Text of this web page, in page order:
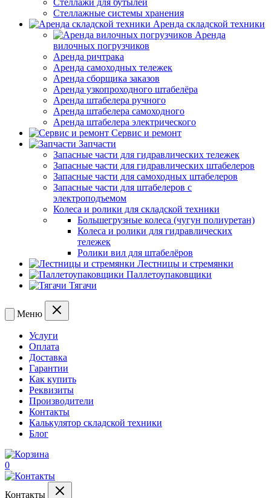
Стеллажные системы хранения
Аренда складской техники
Аренда
вилочных погрузчиков
Аренда ричтрака
Аренда самоходных тележек
Аренда сборщика заказов
Аренда узкопроходного штабелёра
Аренда штабелера ручного
Аренда штабелера самоходного
Аренда штабелера электрического
Сервис и ремонт
Запчасти
Запасные части для гидравлических тележек
Запасные части для гидравлических штабелеров
Запасные части для самоходных штабелеров
Запасные части для штабелеров с
электроподъемом
Колеса и ролики для складской техники
Большегрузные колеса (чугун полиуретан)
Колеса и ролики для гидравлических
тележек
Ролики вил для штабелёров
Лестницы и стремянки
Паллетоупаковщики
Тягачи
Меню
Услуги
Оплата
Доставка
Гарантии
Как купить
Реквизиты
Производители
Контакты
Калькулятор складской техники
Блог
0
Контакты